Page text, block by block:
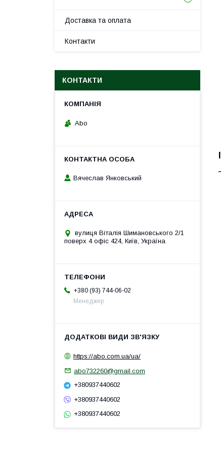
Доставка та оплата
Контакти
КОНТАКТИ
Abo
Вячеслав Янковський
вулиця Віталія Шимановського 2/1
поверх 4 офіс 424, Київ, Україна
+380 (93) 744-06-02
Менеджер
https://abo.com.ua/ua/
abo732260@gmail.com
+380937440602
+380937440602
+380937440602